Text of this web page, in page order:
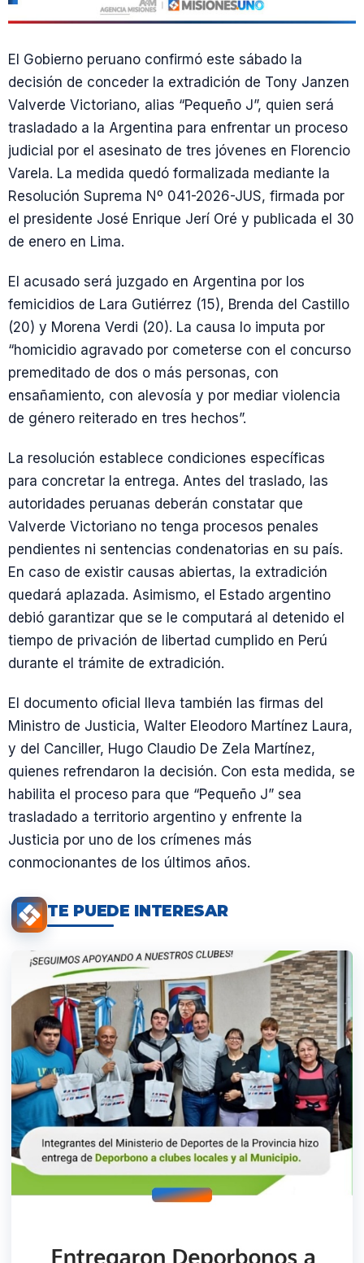
El Gobierno peruano confirmó este sábado la
decisión de conceder la extradición de Tony Janzen
Valverde Victoriano, alias “Pequeño J”, quien será
trasladado a la Argentina para enfrentar un proceso
judicial por el asesinato de tres jóvenes en Florencio
Varela. La medida quedó formalizada mediante la
Resolución Suprema Nº 041-2026-JUS, firmada por
el presidente José Enrique Jerí Oré y publicada el 30
de enero en Lima.
El acusado será juzgado en Argentina por los
femicidios de Lara Gutiérrez (15), Brenda del Castillo
(20) y Morena Verdi (20). La causa lo imputa por
“homicidio agravado por cometerse con el concurso
premeditado de dos o más personas, con
ensañamiento, con alevosía y por mediar violencia
de género reiterado en tres hechos”.
La resolución establece condiciones específicas
para concretar la entrega. Antes del traslado, las
autoridades peruanas deberán constatar que
Valverde Victoriano no tenga procesos penales
pendientes ni sentencias condenatorias en su país.
En caso de existir causas abiertas, la extradición
quedará aplazada. Asimismo, el Estado argentino
debió garantizar que se le computará al detenido el
tiempo de privación de libertad cumplido en Perú
durante el trámite de extradición.
El documento oficial lleva también las firmas del
Ministro de Justicia, Walter Eleodoro Martínez Laura,
y del Canciller, Hugo Claudio De Zela Martínez,
quienes refrendaron la decisión. Con esta medida, se
habilita el proceso para que “Pequeño J” sea
trasladado a territorio argentino y enfrente la
Justicia por uno de los crímenes más
conmocionantes de los últimos años.
TE PUEDE INTERESAR